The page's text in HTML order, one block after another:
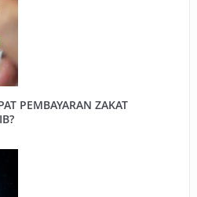
PEMBAYARAN ZAKAT